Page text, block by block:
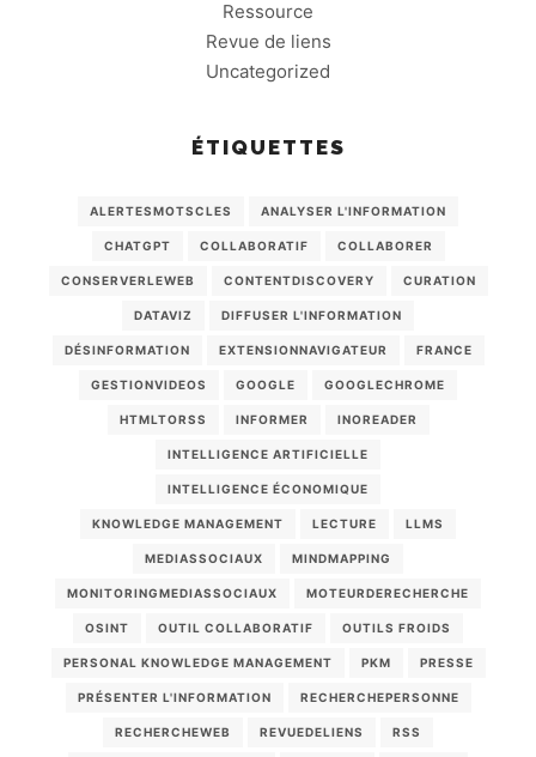
Ressource
Revue de liens
Uncategorized
ÉTIQUETTES
ALERTESMOTSCLES ANALYSER L'INFORMATION
CHATGPT COLLABORATIF COLLABORER
CONSERVERLEWEB CONTENTDISCOVERY CURATION
DATAVIZ DIFFUSER L'INFORMATION
DÉSINFORMATION EXTENSIONNAVIGATEUR FRANCE
GESTIONVIDEOS GOOGLE GOOGLECHROME
HTMLTORSS INFORMER INOREADER
INTELLIGENCE ARTIFICIELLE
INTELLIGENCE ÉCONOMIQUE
KNOWLEDGE MANAGEMENT LECTURE LLMS
MEDIASSOCIAUX MINDMAPPING
MONITORINGMEDIASSOCIAUX MOTEURDERECHERCHE
OSINT OUTIL COLLABORATIF OUTILS FROIDS
PERSONAL KNOWLEDGE MANAGEMENT PKM PRESSE
PRÉSENTER L'INFORMATION RECHERCHEPERSONNE
RECHERCHEWEB REVUEDELIENS RSS